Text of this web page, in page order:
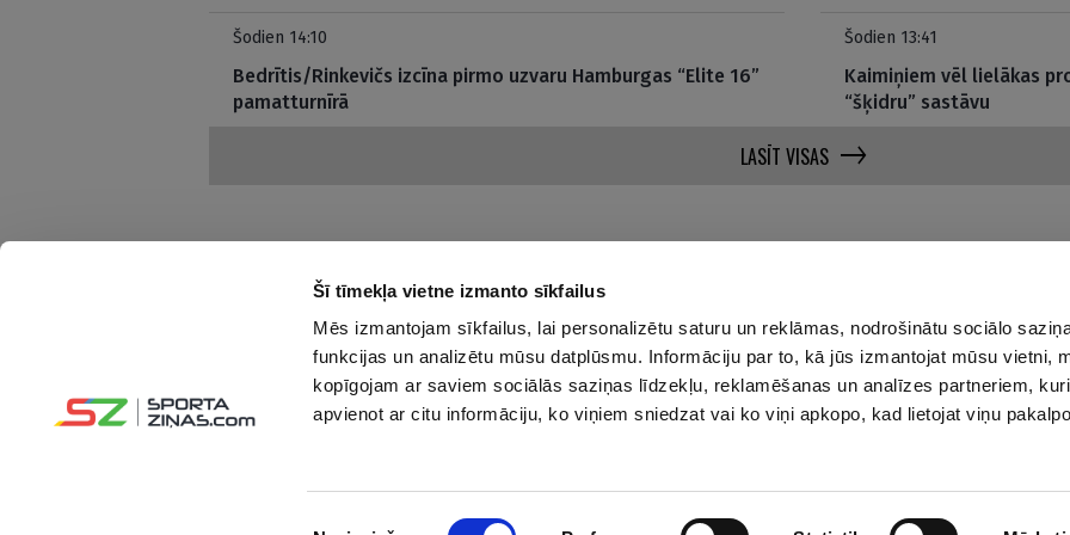
Šī tīmekļa vietne izmanto sīkfailus
Mēs izmantojam sīkfailus, lai personalizētu saturu un reklāmas, nodrošinātu sociālo
funkcijas un analizētu mūsu datplūsmu. Informāciju par to, kā jūs izmantojat mūsu vietni,
kopīgojam ar saviem sociālās saziņas līdzekļu, reklamēšanas un analīzes partneriem,
apvienot ar citu informāciju, ko viņiem sniedzat vai ko viņi apkopo, kad lietojat viņu
Šodien 14:10
Bedrītis/Rinkevičs izcīna pirmo uzvaru Hamburgas “Elite 16”
pamatturnīrā
Šodien 13:41
Kaimiņiem vēl lielākas
“šķidru” sastāvu
LASĪT VISAS
Interesanti un saprotami par sportu
Seko mums:
Par mums
Reklāmas Parametri
Kontakti